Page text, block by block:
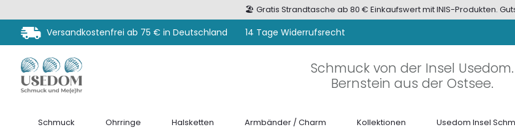
🏖️ Gratis Strandtasche ab 80 € Einkaufswert mit INIS-Produkten.
Versandkostenfrei ab 75 € in Deutschland 14 Tage Widerrufsrecht
Schmuck von der Insel Usedom.
Bernstein aus der Ostsee.
Schmuck Ohrringe Halsketten Armbänder / Charm Kollektionen Usedom Insel